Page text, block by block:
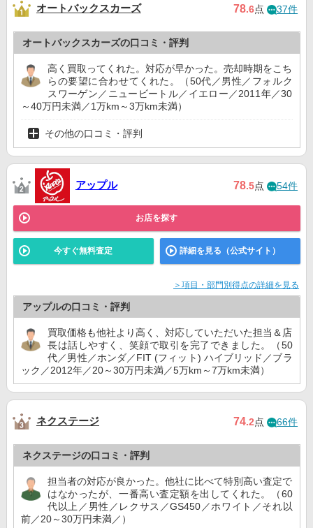
オートバックスカーズ 78.6点 37件
オートバックスカーズの口コミ・評判
高く買取ってくれた。対応が早かった。売却時期をこち
らの要望に合わせてくれた。（50代／男性／フォルク
スワーゲン／ニュービートル／イエロー／2011年／30
～40万円未満／1万km～3万km未満）
その他の口コミ・評判
アップル 78.5点 54件
お店を探す
今すぐ無料査定 詳細を見る（公式サイト）
＞項目・部門別得点の詳細を見る
アップルの口コミ・評判
買取価格も他社より高く、対応していただいた担当＆店
長は話しやすく、笑顔で取引を完了できました。（50
代／男性／ホンダ／FIT (フィット) ハイブリッド／ブラ
ック／2012年／20～30万円未満／5万km～7万km未満）
ネクステージ 74.2点 66件
ネクステージの口コミ・評判
担当者の対応が良かった。他社に比べて特別高い査定で
はなかったが、一番高い査定額を出してくれた。（60
代以上／男性／レクサス／GS450／ホワイト／それ以
前／20～30万円未満／）